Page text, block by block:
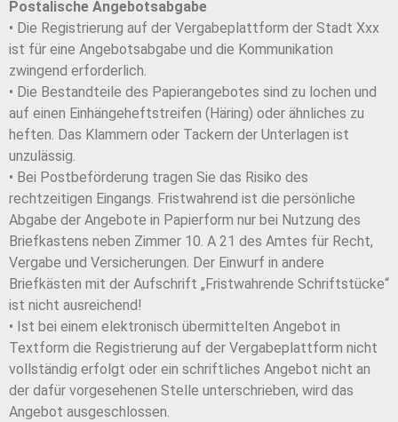
Postalische Angebotsabgabe
• Die Registrierung auf der Vergabeplattform der Stadt Xxx
ist für eine Angebotsabgabe und die Kommunikation
zwingend erforderlich.
• Die Bestandteile des Papierangebotes sind zu lochen und
auf einen Einhängeheftstreifen (Häring) oder ähnliches zu
heften. Das Klammern oder Tackern der Unterlagen ist
unzulässig.
• Bei Postbeförderung tragen Sie das Risiko des
rechtzeitigen Eingangs. Fristwahrend ist die persönliche
Abgabe der Angebote in Papierform nur bei Nutzung des
Briefkastens neben Zimmer 10. A 21 des Amtes für Recht,
Vergabe und Versicherungen. Der Einwurf in andere
Briefkästen mit der Aufschrift „Fristwahrende Schriftstücke“
ist nicht ausreichend!
• Ist bei einem elektronisch übermittelten Angebot in
Textform die Registrierung auf der Vergabeplattform nicht
vollständig erfolgt oder ein schriftliches Angebot nicht an
der dafür vorgesehenen Stelle unterschrieben, wird das
Angebot ausgeschlossen.